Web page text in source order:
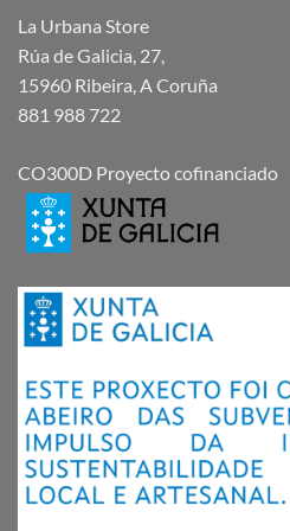
La Urbana Store
Rúa de Galicia, 27,
15960 Ribeira, A Coruña
881 988 722
CO300D Proyecto cofinanciado